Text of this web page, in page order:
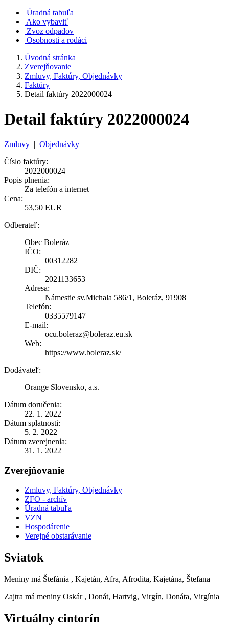
Úradná tabuľa
Ako vybaviť
Zvoz odpadov
Osobnosti a rodáci
Úvodná stránka
Zverejňovanie
Zmluvy, Faktúry, Objednávky
Faktúry
Detail faktúry 2022000024
Detail faktúry 2022000024
Zmluvy | Objednávky
Číslo faktúry:
2022000024
Popis plnenia:
Za telefón a internet
Cena:
53,50 EUR
Odberateľ:
Obec Boleráz
IČO:
00312282
DIČ:
2021133653
Adresa:
Námestie sv.Michala 586/1, Boleráz, 91908
Telefón:
0335579147
E-mail:
ocu.boleraz@boleraz.eu.sk
Web:
https://www.boleraz.sk/
Dodávateľ:
Orange Slovensko, a.s.
Dátum doručenia:
22. 1. 2022
Dátum splatnosti:
5. 2. 2022
Dátum zverejnenia:
31. 1. 2022
Zverejňovanie
Zmluvy, Faktúry, Objednávky
ZFO - archív
Úradná tabuľa
VZN
Hospodárenie
Verejné obstarávanie
Sviatok
Meniny má Štefánia , Kajetán, Afra, Afrodita, Kajetána, Štefana
Zajtra má meniny Oskár , Donát, Hartvig, Virgín, Donáta, Virgínia
Virtuálny cintorín